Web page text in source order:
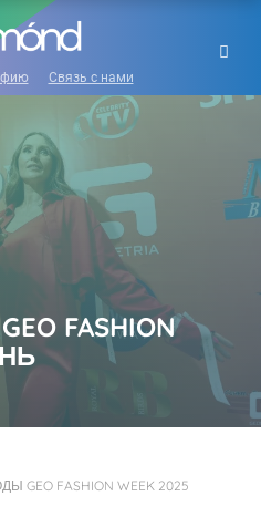
Связь с нами
FASHION
GEO FASHION WEEK 2025